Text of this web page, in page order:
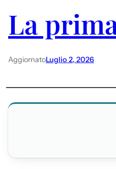
La
AggiornatoLuglio 2, 2026